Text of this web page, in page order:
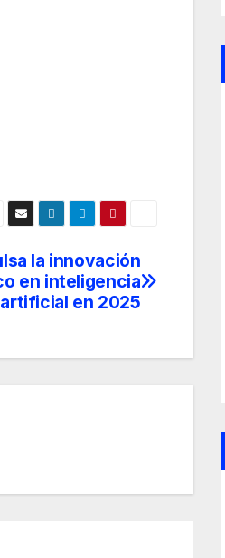
la innovación
en inteligencia
artificial en 2025